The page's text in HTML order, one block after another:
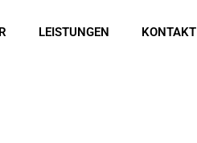
LEISTUNGEN KONTAKT